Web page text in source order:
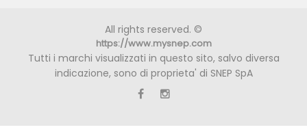
All rights reserved. ©
https://www.mysnep.com
Tutti i marchi visualizzati in questo sito, salvo diversa
indicazione, sono di proprieta' di SNEP SpA